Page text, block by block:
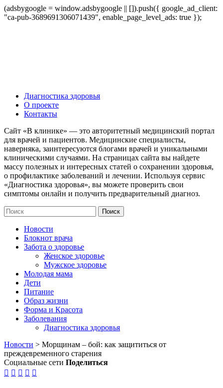
(adsbygoogle = window.adsbygoogle || []).push({ google_ad_client:
"ca-pub-3689691306071439", enable_page_level_ads: true });
Диагностика здоровья
О проекте
Контакты
Сайт «В клинике» — это авторитетный медицинский портал
для врачей и пациентов. Медицинские специалисты,
наверняка, заинтересуются блогами врачей и уникальными
клиническими случаями. На страницах сайта вы найдете
массу полезных и интересных статей о сохранении здоровья,
о профилактике заболеваний и лечении. Используя сервис
«Диагностика здоровья», вы можете проверить свои
симптомы онлайн и получить предварительный диагноз.
Новости
Блокнот врача
Забота о здоровье
Женское здоровье
Мужское здоровье
Молодая мама
Дети
Питание
Образ жизни
Форма и Красота
Заболевания
Диагностика здоровья
Новости > Морщинам – бой: как защититься от
преждевременного старения
Социальные сети Поделиться
    